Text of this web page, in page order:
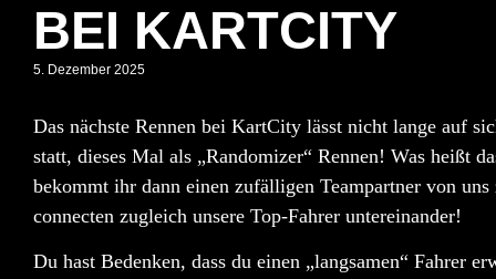
BEI KARTCITY
5. Dezember 2025
Das nächste Rennen bei KartCity lässt nicht lange auf
statt, dieses Mal als „Randomizer“ Rennen! Was heißt
bekommt ihr dann einen zufälligen Teampartner von
connecten zugleich unsere Top-Fahrer untereinander!
Du hast Bedenken, dass du einen „langsamen“ Fahrer